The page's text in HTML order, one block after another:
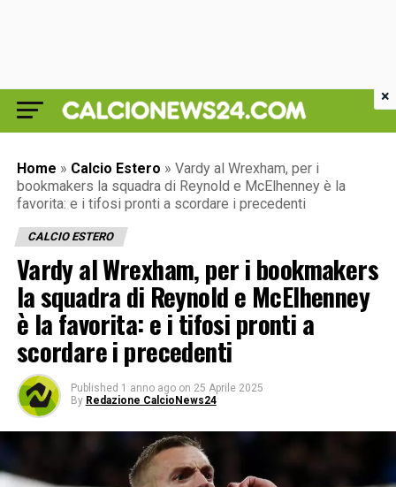
Home » Calcio Estero » Vardy al Wrexham, per i
bookmakers la squadra di Reynold e McElhenney è la
favorita: e i tifosi pronti a scordare i precedenti
CALCIO ESTERO
Vardy al Wrexham, per i bookmakers
la squadra di Reynold e McElhenney
è la favorita: e i tifosi pronti a
scordare i precedenti
Published 1 anno ago on 25 Aprile 2025
By Redazione CalcioNews24
×